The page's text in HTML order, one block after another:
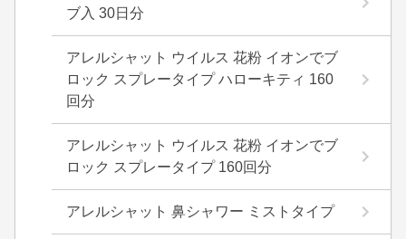
ブ入 30日分
アレルシャット ウイルス 花粉 イオンでブ
ロック スプレータイプ ハローキティ 160
回分
アレルシャット ウイルス 花粉 イオンでブ
ロック スプレータイプ 160回分
アレルシャット 鼻シャワー ミストタイプ